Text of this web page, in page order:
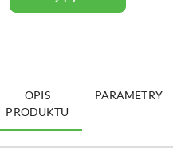
OPIS
PRODUKTU
PARAMETRY